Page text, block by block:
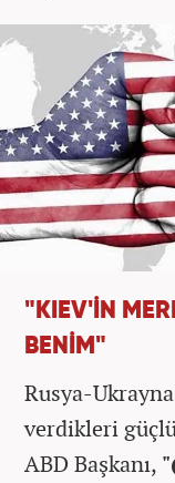
"KIEV'İN
BENİM"
Rusya-
verdikleri
ABD Başkanı,